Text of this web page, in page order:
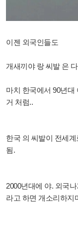
이젠 외국인들도
개새끼야 랑 씨발 은
마치 한국에서 90년대
거 처럼..
한국 의 씨발이 전세
됨.
2000년대에 야. 외국
라고 하면 개소리하지